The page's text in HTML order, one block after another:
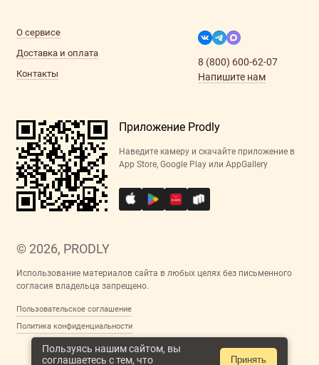
Пользуясь нашим сайтом, вы
соглашаетесь с тем, что
Принять
© 2026, PRODLY
Использование материалов сайта в любых целях без письменного
согласия владельца запрещено.
Пользовательское соглашение
Политика конфиденциальности
О сервисе
Доставка и оплата
Контакты
8 (800) 600-62-07
Напишите нам
Приложение Prodly
Наведите камеру и скачайте приложение в
App Store, Google Play или AppGallery